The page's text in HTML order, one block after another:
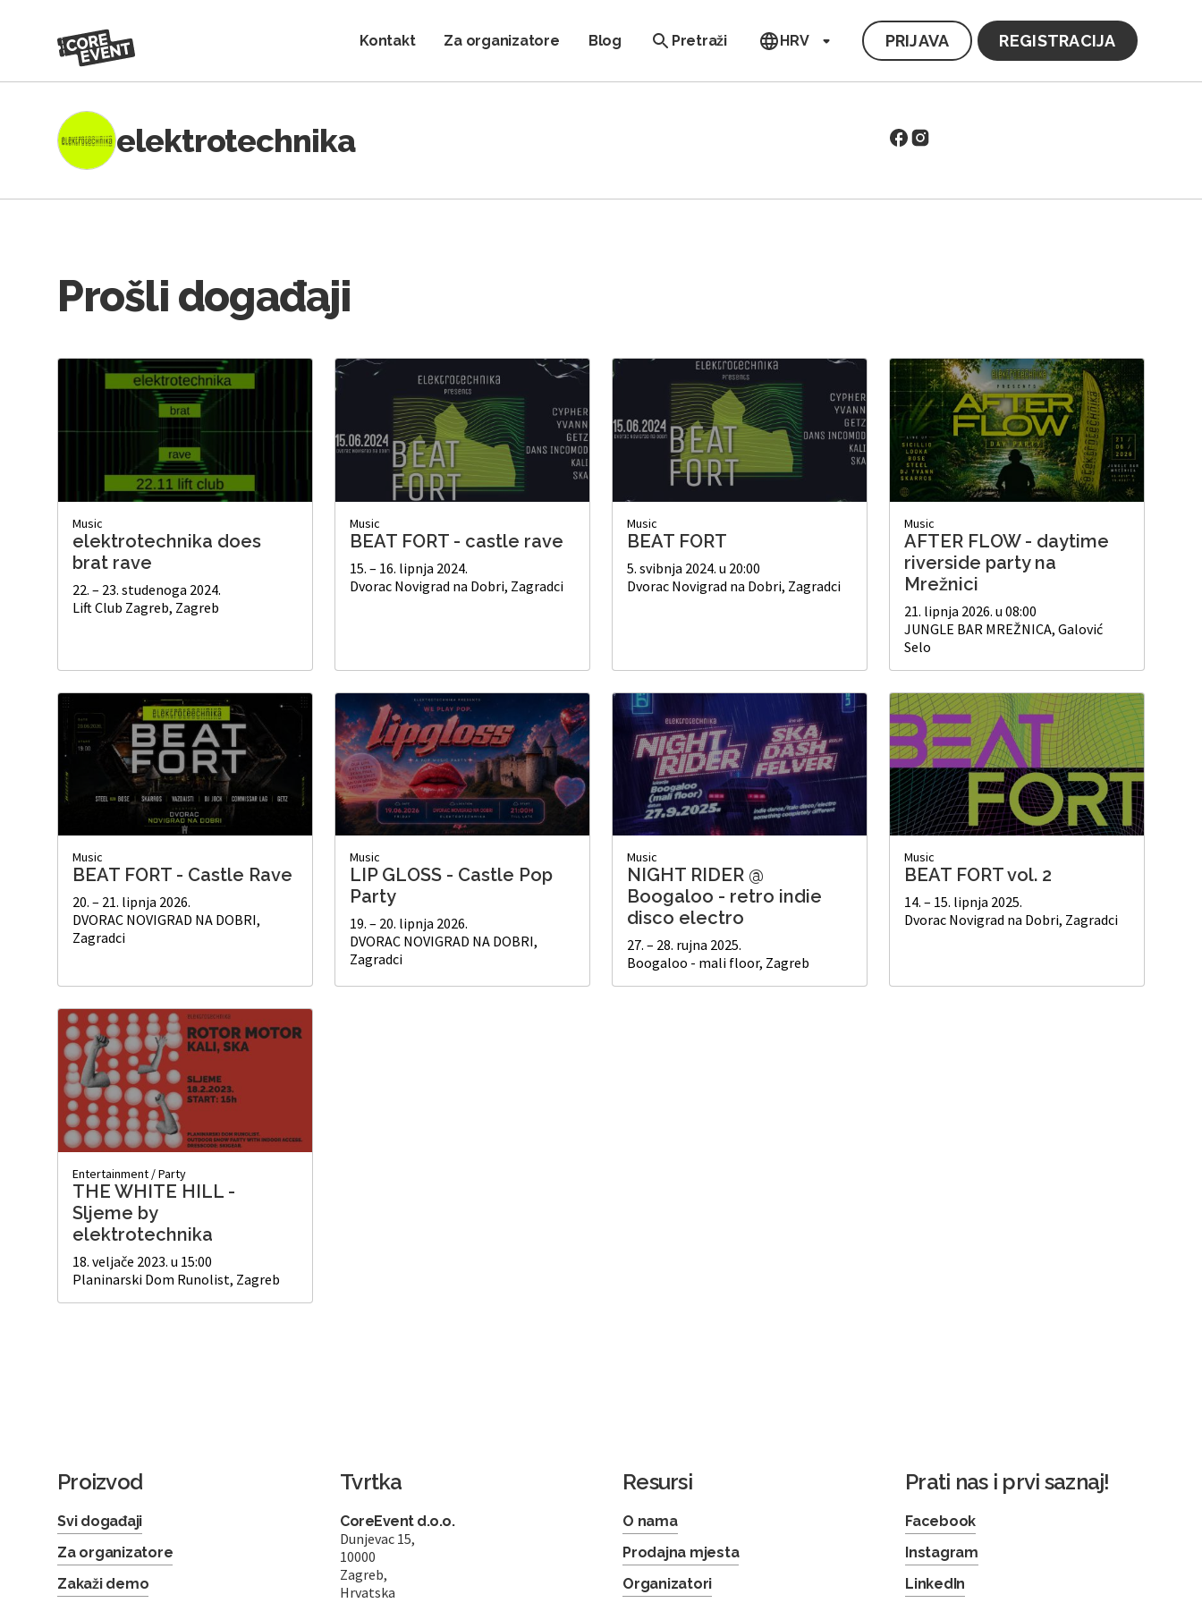
Kontakt Za organizatore Blog Pretraži HRV PRIJAVA REGISTRACIJA
elektrotechnika
Prošli događaji
Music
elektrotechnika does
brat rave
22. – 23. studenoga 2024.
Lift Club Zagreb, Zagreb
Music
BEAT FORT - castle rave
15. – 16. lipnja 2024.
Dvorac Novigrad na Dobri, Zagradci
Music
BEAT FORT
5. svibnja 2024. u 20:00
Dvorac Novigrad na Dobri, Zagradci
Music
AFTER FLOW - daytime
riverside party na
Mrežnici
21. lipnja 2026. u 08:00
JUNGLE BAR MREŽNICA, Galović
Selo
Music
BEAT FORT - Castle Rave
20. – 21. lipnja 2026.
DVORAC NOVIGRAD NA DOBRI,
Zagradci
Music
LIP GLOSS - Castle Pop
Party
19. – 20. lipnja 2026.
DVORAC NOVIGRAD NA DOBRI,
Zagradci
Music
NIGHT RIDER @
Boogaloo - retro indie
disco electro
27. – 28. rujna 2025.
Boogaloo - mali floor, Zagreb
Music
BEAT FORT vol. 2
14. – 15. lipnja 2025.
Dvorac Novigrad na Dobri, Zagradci
Entertainment /Party
THE WHITE HILL -
Sljeme by
elektrotechnika
18. veljače 2023. u 15:00
Planinarski Dom Runolist, Zagreb
Proizvod
Svi događaji
Za organizatore
Zakaži demo
Tvrtka
CoreEvent d.o.o.
Dunjevac 15,
10000
Zagreb,
Hrvatska
Resursi
O nama
Prodajna mjesta
Organizatori
Prati nas i prvi saznaj!
Facebook
Instagram
LinkedIn